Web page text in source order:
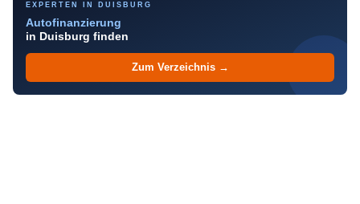
EXPERTEN IN DUISBURG
Autofinanzierung
in Duisburg finden
Zum Verzeichnis →